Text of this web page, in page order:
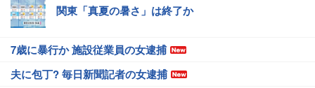
関東「真夏の暑さ」は終了か
7歳に暴行か 施設従業員の女逮捕
夫に包丁? 毎日新聞記者の女逮捕